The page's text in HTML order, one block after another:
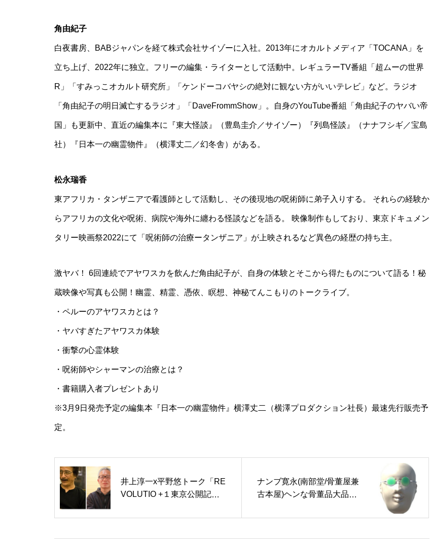
角由紀子
白夜書房、BABジャパンを経て株式会社サイゾーに入社。2013年にオカルトメディア「TOCANA」を
立ち上げ、2022年に独立。フリーの編集・ライターとして活動中。レギュラーTV番組「超ムーの世界
R」「すみっこオカルト研究所」「ケンドーコバヤシの絶対に観ない方がいいテレビ」など。ラジオ
「角由紀子の明日滅亡するラジオ」「DaveFrommShow」。自身のYouTube番組「角由紀子のヤバい帝
国」も更新中、直近の編集本に『東大怪談』（豊島圭介／サイゾー）『列島怪談』（ナナフシギ／宝島
社）『日本一の幽霊物件』（横澤丈二／幻冬舎）がある。
松永瑞香
東アフリカ・タンザニアで看護師として活動し、その後現地の呪術師に弟子入りする。 それらの経験か
らアフリカの文化や呪術、病院や海外に纏わる怪談などを語る。 映像制作もしており、東京ドキュメン
タリー映画祭2022にて「呪術師の治療ータンザニア」が上映されるなど異色の経歴の持ち主。
激ヤバ！ 6回連続でアヤワスカを飲んだ角由紀子が、自身の体験とそこから得たものについて語る！秘
蔵映像や写真も公開！幽霊、精霊、憑依、瞑想、神秘てんこもりのトークライブ。
・ペルーのアヤワスカとは？
・ヤバすぎたアヤワスカ体験
・衝撃の心霊体験
・呪術師やシャーマンの治療とは？
・書籍購入者プレゼントあり
※3月9日発売予定の編集本『日本一の幽霊物件』横澤丈二（横澤プロダクション社長）最速先行販売予
定。
井上淳一x平野悠トーク「RE
VOLUTIO +１東京公開記
ナンブ寛永(南部堂/骨董屋兼
古本屋)ヘンな骨董品大品評